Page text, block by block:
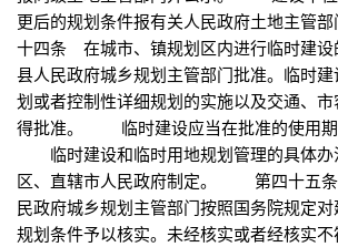
更后的规划条件报有关人民政府土地主
十四条 在城市、镇规划区内进行临时建设
县人民政府城乡规划主管部门批准。临时
划或者控制性详细规划的实施以及交通、
得批准。 临时建设应当在批准的使用期
临时建设和临时用地规划管理的具体办
区、直辖市人民政府制定。 第四十五
民政府城乡规划主管部门按照国务院规定
规划条件予以核实。未经核实或者经核实不